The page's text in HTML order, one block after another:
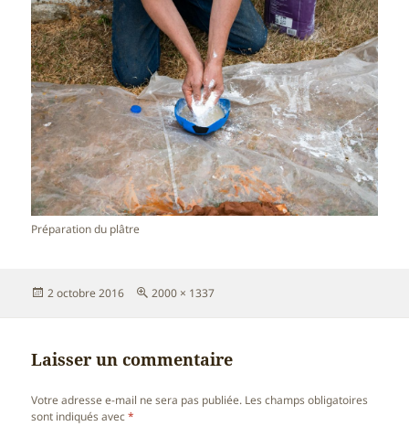
Préparation du plâtre
Publié
2 octobre 2016
Taille
2000 × 1337
Laisser un commentaire
Votre adresse e-mail ne sera pas publiée. Les champs obligatoires
sont indiqués avec*